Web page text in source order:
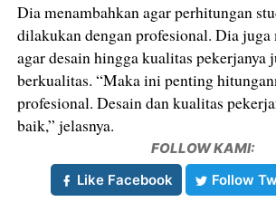
Dia menambahkan agar perhitungan
dilakukan dengan profesional. Dia
agar desain hingga kualitas pekerjanya
berkualitas. “Maka ini penting
profesional. Desain dan kualitas
baik,” jelasnya.
FOLLOW KAMI:
Like Facebook
Follow